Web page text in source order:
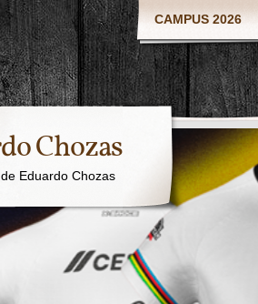
CAMPUS 2026
Chozas
Eduardo Chozas